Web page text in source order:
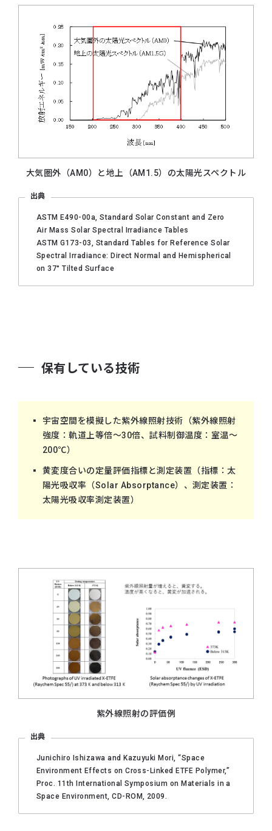
大気圏外（AM0）と地上（AM1.5）の太陽光スペクトル
出典
ASTM E490-00a, Standard Solar Constant and Zero
Air Mass Solar Spectral Irradiance Tables
ASTM G173-03, Standard Tables for Reference Solar
Spectral Irradiance: Direct Normal and Hemispherical
on 37° Tilted Surface
保有している技術
宇宙空間を模擬した紫外線照射技術（紫外線照射
強度：軌道上等倍～30倍、試料制御温度：室温～
200℃）
黄変度合いの定量評価指標と測定装置（指標：太
陽光吸収率（Solar Absorptance）、測定装置：
太陽光吸収率測定装置）
紫外線照射の評価例
出典
Junichiro Ishizawa and Kazuyuki Mori, “Space
Environment Effects on Cross-Linked ETFE Polymer,”
Proc. 11th International Symposium on Materials in a
Space Environment, CD-ROM, 2009.